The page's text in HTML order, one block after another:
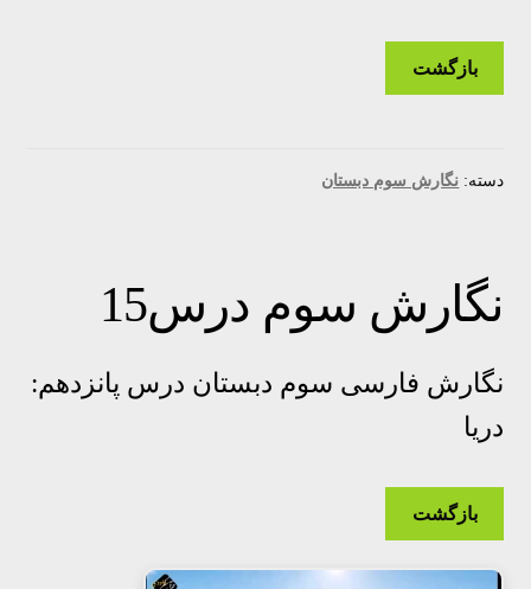
بازگشت
دسته: نگارش سوم دبستان
نگارش سوم درس15
نگارش فارسی سوم دبستان درس پانزدهم:
دریا
بازگشت